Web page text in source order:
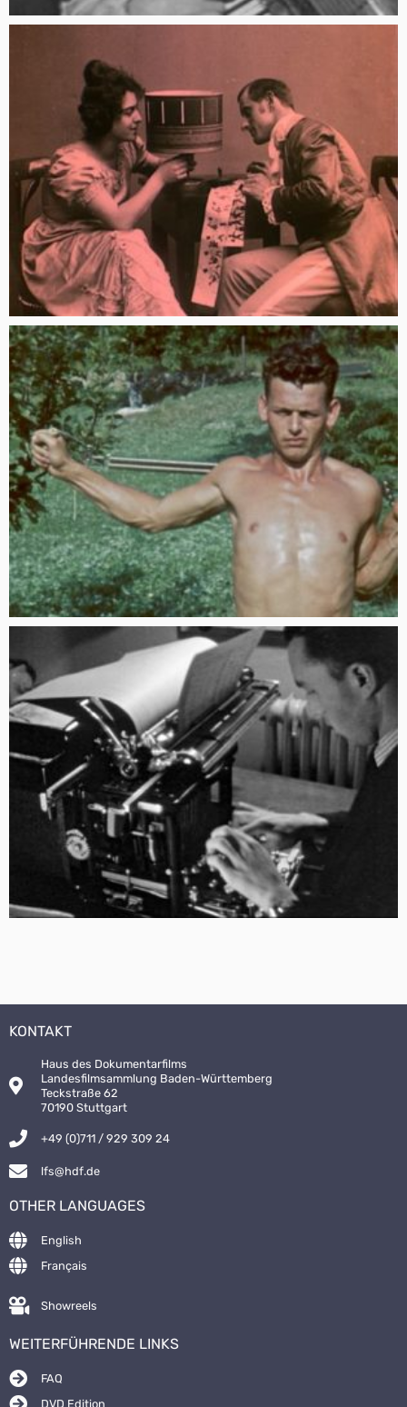
KONTAKT
Haus des Dokumentarfilms
Landesfilmsammlung Baden-Württemberg
Teckstraße 62
70190 Stuttgart
+49 (0)711 / 929 309 24
lfs@hdf.de
OTHER LANGUAGES
English
Français
Showreels
WEITERFÜHRENDE LINKS
FAQ
DVD Edition